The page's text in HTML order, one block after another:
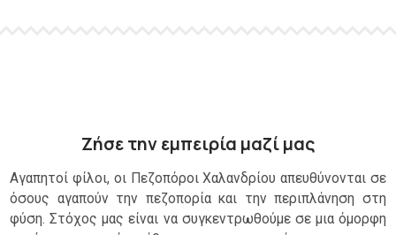
Ζήσε την εμπειρία μαζί μας
Αγαπητοί φίλοι, οι Πεζοπόροι Χαλανδρίου απευθύνονται σε
όσους αγαπούν την πεζοπορία και την περιπλάνηση στη
φύση. Στόχος μας είναι να συγκεντρωθούμε σε μια όμορφη